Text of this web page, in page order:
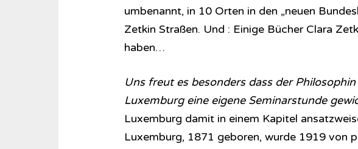
umbenannt, in 10 Orten in den „neuen
Zetkin Straßen. Und : Einige Bücher Clara
haben…
Uns freut es besonders dass der
Luxemburg eine eigene Seminarstunde
Luxemburg damit in einem Kapitel
Luxemburg, 1871 geboren, wurde 1919 von